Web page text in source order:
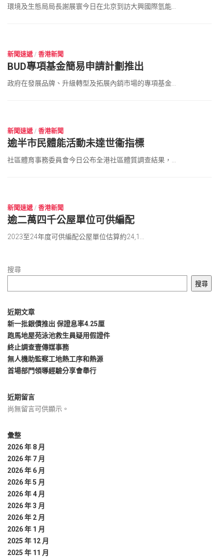
環境及生態局局長謝展寰今日在北京到訪大興國際氫能...
新聞速遞 / 香港新聞
BUD專項基金簡易申請計劃推出
政府在發展品牌、升級轉型及拓展內銷市場的專項基金...
新聞速遞 / 香港新聞
逾半市民體能活動未達世衞指標
社區體育事務委員會今日公布全港社區體質調查結果，...
新聞速遞 / 香港新聞
逾二萬四千公屋單位可供編配
2023至24年度可供編配公屋單位估算約24,1...
搜尋
搜尋
近期文章
新一批銀債推出 保證息率4.25厘
跑馬地屋苑泳池救生員疑用假證件
終止調查壹傳媒事務
無人機助監察工地熱工序和熱源
首場部門領導經驗分享會舉行
近期留言
尚無留言可供顯示。
彙整
2026 年 8 月
2026 年 7 月
2026 年 6 月
2026 年 5 月
2026 年 4 月
2026 年 3 月
2026 年 2 月
2026 年 1 月
2025 年 12 月
2025 年 11 月